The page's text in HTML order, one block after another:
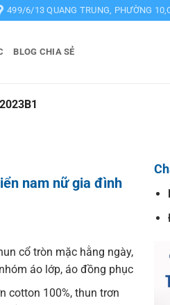
499/6/13 QUANG TRUNG, PHƯỜNG
BLOG CHIA SẺ
nam nữ gia đình
cổ tròn mặc hằng ngày,
áo lớp, áo đồng phục
cotton 100%, thun trơn